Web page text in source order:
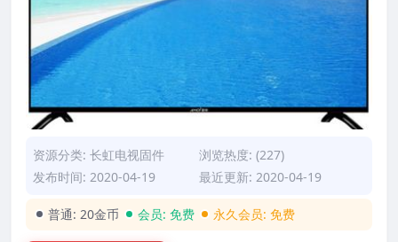
资源分类: 长虹电视固件
浏览热度: (227)
发布时间: 2020-04-19
最近更新: 2020-04-19
普通: 20金币 会员: 免费 永久会员: 免费